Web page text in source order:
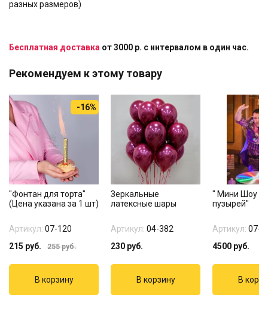
разных размеров)
Бесплатная доставка от 3000 р. с интервалом в один час.
Рекомендуем к этому товару
-16%
"Фонтан для торта"
(Цена указана за 1 шт)
Артикул: 07-120
215 руб. 255руб.
Зеркальные
латексные шары
Артикул: 04-382
230 руб.
" Мини Шоу
пузырей"
Артикул: 07-
4500 руб.